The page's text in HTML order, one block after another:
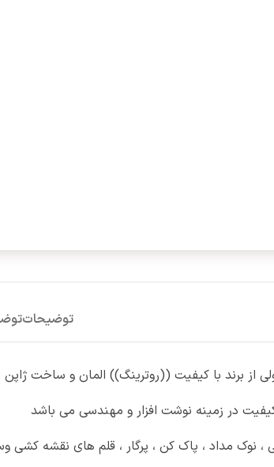
توضیحات
در زمینه نوشت افزار و مهندسی می باشد
، نوک مداد ، پاک کن ، پرگار ، قلم های نقشه